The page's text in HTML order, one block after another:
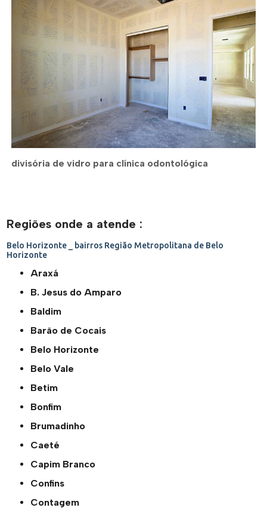
divisória de vidro para clínica odontológica
Regiões onde a atende :
Belo Horizonte _ bairros Região Metropolitana de Belo
Horizonte
Araxá
B. Jesus do Amparo
Baldim
Barão de Cocais
Belo Horizonte
Belo Vale
Betim
Bonfim
Brumadinho
Caeté
Capim Branco
Confins
Contagem